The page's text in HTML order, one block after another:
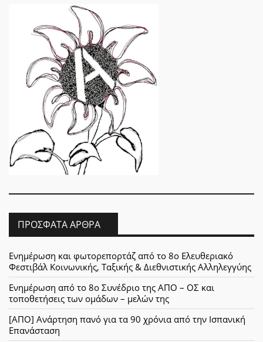
ΠΡΌΣΦΑΤΑ ΆΡΘΡΑ
Ενημέρωση και φωτορεπορτάζ από το 8ο Ελευθεριακό
Φεστιβάλ Κοινωνικής, Ταξικής & Διεθνιστικής Αλληλεγγύης
Ενημέρωση από το 8ο Συνέδριο της ΑΠΟ – ΟΣ και
τοποθετήσεις των ομάδων – μελών της
[ΑΠΟ] Ανάρτηση πανό για τα 90 χρόνια από την Ισπανική
Επανάσταση